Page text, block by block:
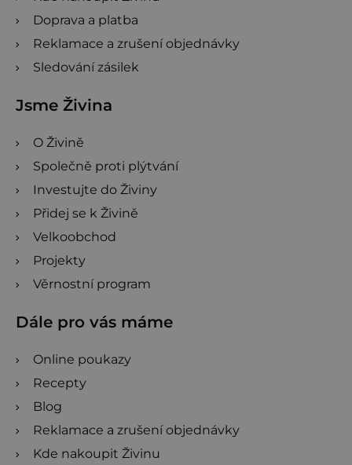
Doprava a platba
Reklamace a zrušení objednávky
Sledování zásilek
Jsme Živina
O Živině
Společně proti plýtvání
Investujte do Živiny
Přidej se k Živině
Velkoobchod
Projekty
Věrnostní program
Dále pro vás máme
Online poukazy
Recepty
Blog
Reklamace a zrušení objednávky
Kde nakoupit Živinu